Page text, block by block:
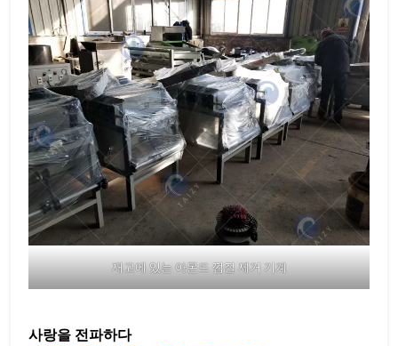
재고에 있는 아몬드 껍질 제거 기계
사랑을 전파하다